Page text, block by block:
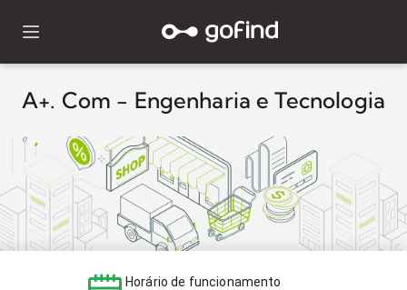
A+. Com - Engenharia e Tecnologia
Horário de funcionamento